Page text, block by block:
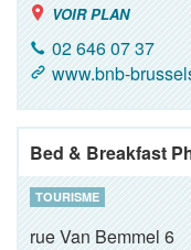
VOIR PLAN
02 646 07 37
www.bnb-
Bed & Breakfast
TOURISME
rue Van Bemmel 6